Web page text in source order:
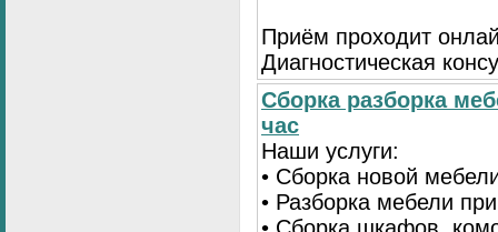
Приём проходит
Диагностическая
Сборка разборка
час
Наши услуги:
• Сборка новой
• Разборка мебели